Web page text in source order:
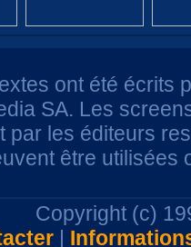
ont été écrits
SA. Les
par les éditeurs
être utilisées
Copyright (c)
|